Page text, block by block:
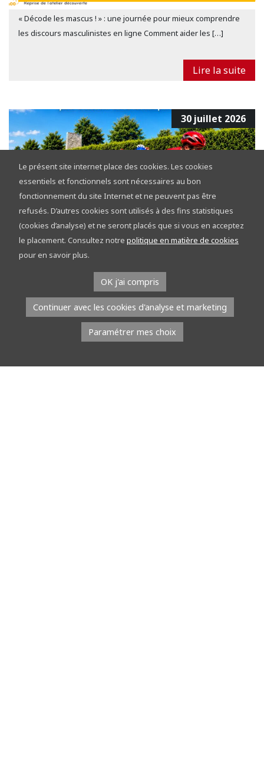
« Décode les mascus ! » : une journée pour mieux comprendre
les discours masculinistes en ligne Comment aider les […]
Lire la suite
30 juillet 2026
Tour de la Province de Namur 2026 :
découvrez le réseau points-nœuds sur les
étapes
À l’occasion du Tour de la Province de Namur, l’équipe du réseau
points-nœuds part à la rencontre du public. Du […]
Le présent site internet place des cookies. Les cookies
essentiels et fonctionnels sont nécessaires au bon
fonctionnement du site Internet et ne peuvent pas être
refusés. D’autres cookies sont utilisés à des fins statistiques
(cookies d’analyse) et ne seront placés que si vous en acceptez
le placement. Consultez notre politique en matière de cookies
pour en savoir plus.
OK j'ai compris
Continuer avec les cookies d'analyse et marketing
Paramétrer mes choix